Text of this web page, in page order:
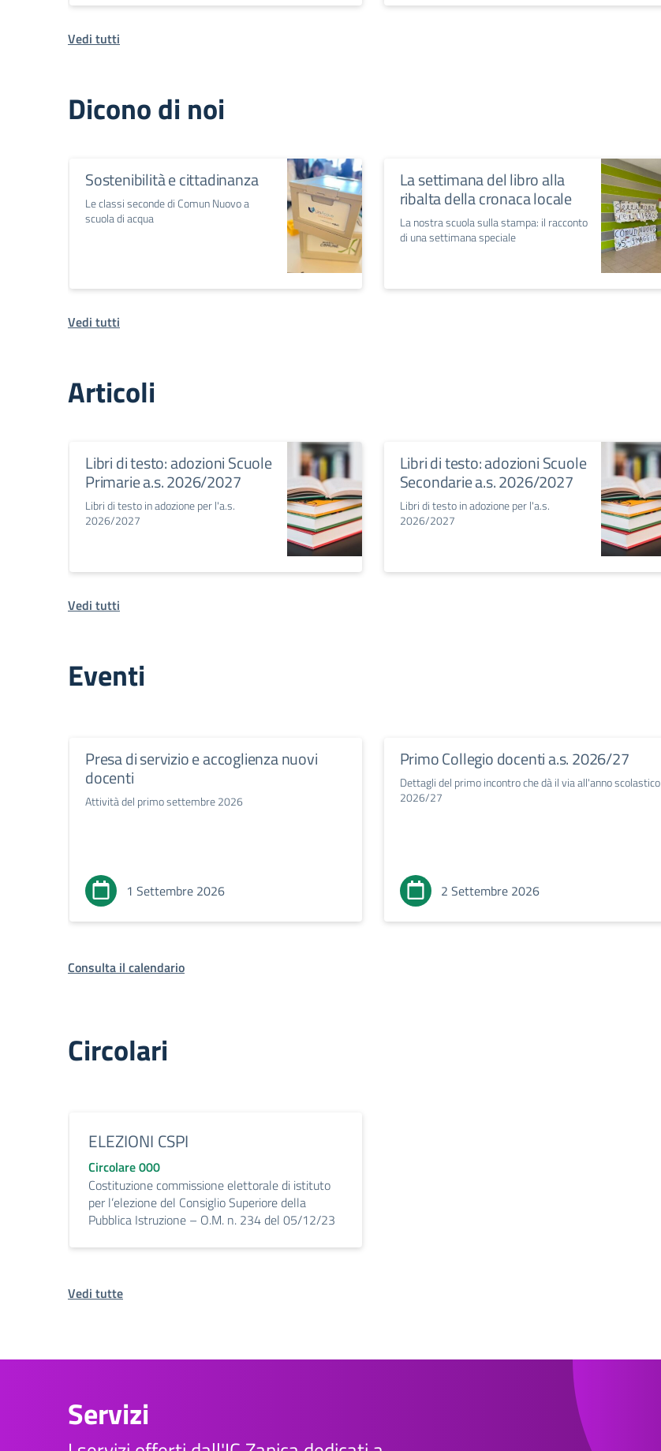
Vedi tutti
Dicono di noi
Sostenibilità e cittadinanza
Le classi seconde di Comun Nuovo a
scuola di acqua
La settimana del libro alla
ribalta della cronaca locale
La nostra scuola sulla stampa: il racconto
di una settimana speciale
Vedi tutti
Articoli
Libri di testo: adozioni Scuole
Primarie a.s. 2026/2027
Libri di testo in adozione per l'a.s.
2026/2027
Libri di testo: adozioni Scuole
Secondarie a.s. 2026/2027
Libri di testo in adozione per l'a.s.
2026/2027
Vedi tutti
Eventi
Presa di servizio e accoglienza nuovi
docenti
Attività del primo settembre 2026
1 Settembre 2026
Primo Collegio docenti a.s. 2026/27
Dettagli del primo incontro che dà il via all'anno scolastico
2026/27
2 Settembre 2026
Consulta il calendario
Circolari
ELEZIONI CSPI
Circolare 000
Costituzione commissione elettorale di istituto
per l’elezione del Consiglio Superiore della
Pubblica Istruzione – O.M. n. 234 del 05/12/23
Vedi tutte
Servizi